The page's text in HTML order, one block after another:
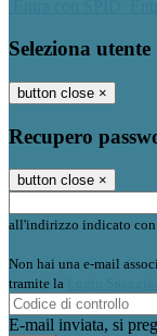
Seleziona utente
button close ×
Recupero
button close ×
all'indirizzo indicato con
Non hai una e-mail
tramite la
E-mail inviata, si